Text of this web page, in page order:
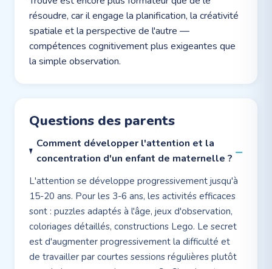
résoudre, car il engage la planification, la créativité
spatiale et la perspective de l'autre —
compétences cognitivement plus exigeantes que
la simple observation.
Questions des parents
Comment développer l'attention et la
concentration d'un enfant de maternelle ?
L'attention se développe progressivement jusqu'à
15-20 ans. Pour les 3-6 ans, les activités efficaces
sont : puzzles adaptés à l'âge, jeux d'observation,
coloriages détaillés, constructions Lego. Le secret
est d'augmenter progressivement la difficulté et
de travailler par courtes sessions régulières plutôt